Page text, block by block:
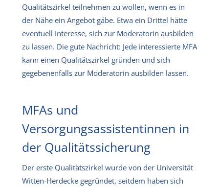
Qualitätszirkel teilnehmen zu wollen, wenn es in
der Nähe ein Angebot gäbe. Etwa ein Drittel hätte
eventuell Interesse, sich zur Moderatorin ausbilden
zu lassen. Die gute Nachricht: Jede interessierte MFA
kann einen Qualitätszirkel gründen und sich
gegebenenfalls zur Moderatorin ausbilden lassen.
MFAs und
Versorgungsassistentinnen in
der Qualitätssicherung
Der erste Qualitätszirkel wurde von der Universität
Witten-Herdecke gegründet, seitdem haben sich